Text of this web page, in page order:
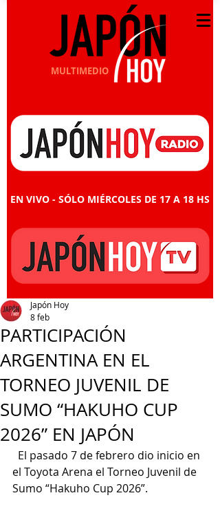
MULTIMEDIO
EN VIVO - SÓLO MIÉRCOLES DE 17 A 18 HS
PARTICIPACIÓN
ARGENTINA EN EL
TORNEO JUVENIL DE
SUMO “HAKUHO CUP
2026” EN JAPÓN
Japón Hoy
8 feb
El pasado 7 de febrero dio inicio en
el Toyota Arena el Torneo Juvenil de
Sumo “Hakuho Cup 2026”.